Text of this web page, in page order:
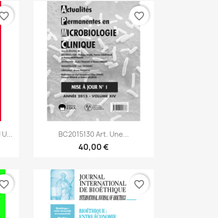
Aperçu rapide
BC2015130 Art. Une...
40,00 €
favorite_border
favorite_border